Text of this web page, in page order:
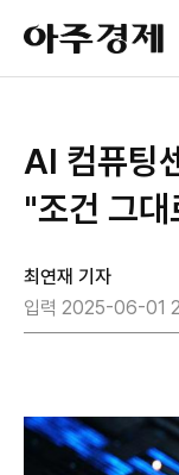
아
주
경
AI 컴퓨팅
"조건 그
최연재 기자
입력 2025-06-01